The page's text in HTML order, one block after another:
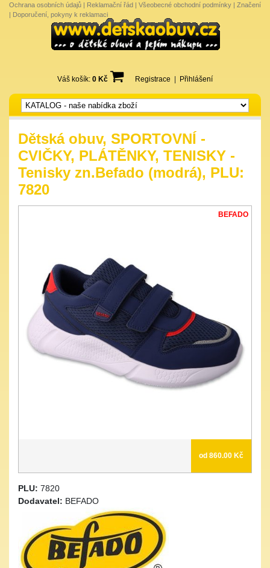
Ochrana osobních údajů | Reklamační řád | Všeobecné obchodní podmínky | Značení
| Doporučení, pokyny k reklamaci
Váš košík: 0 Kč Registrace Přihlášení
Dětská obuv, SPORTOVNÍ -
CVIČKY, PLÁTĚNKY, TENISKY -
Tenisky zn.Befado (modrá), PLU:
7820
BEFADO
od 860.00 Kč
PLU: 7820
Dodavatel: BEFADO